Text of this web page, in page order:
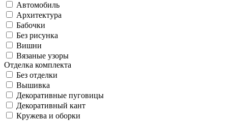
Автомобиль
Архитектура
Бабочки
Без рисунка
Вишни
Вязаные узоры
Отделка комплекта
Без отделки
Вышивка
Декоративные пуговицы
Декоративный кант
Кружева и оборки